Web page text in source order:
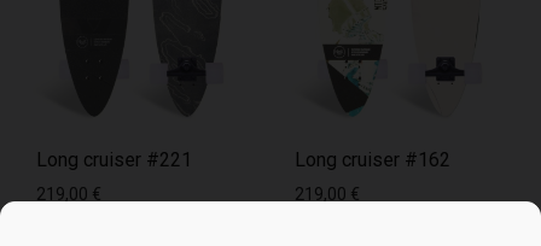
Long cruiser #221
219,00 €
Long cruiser #162
219,00 €